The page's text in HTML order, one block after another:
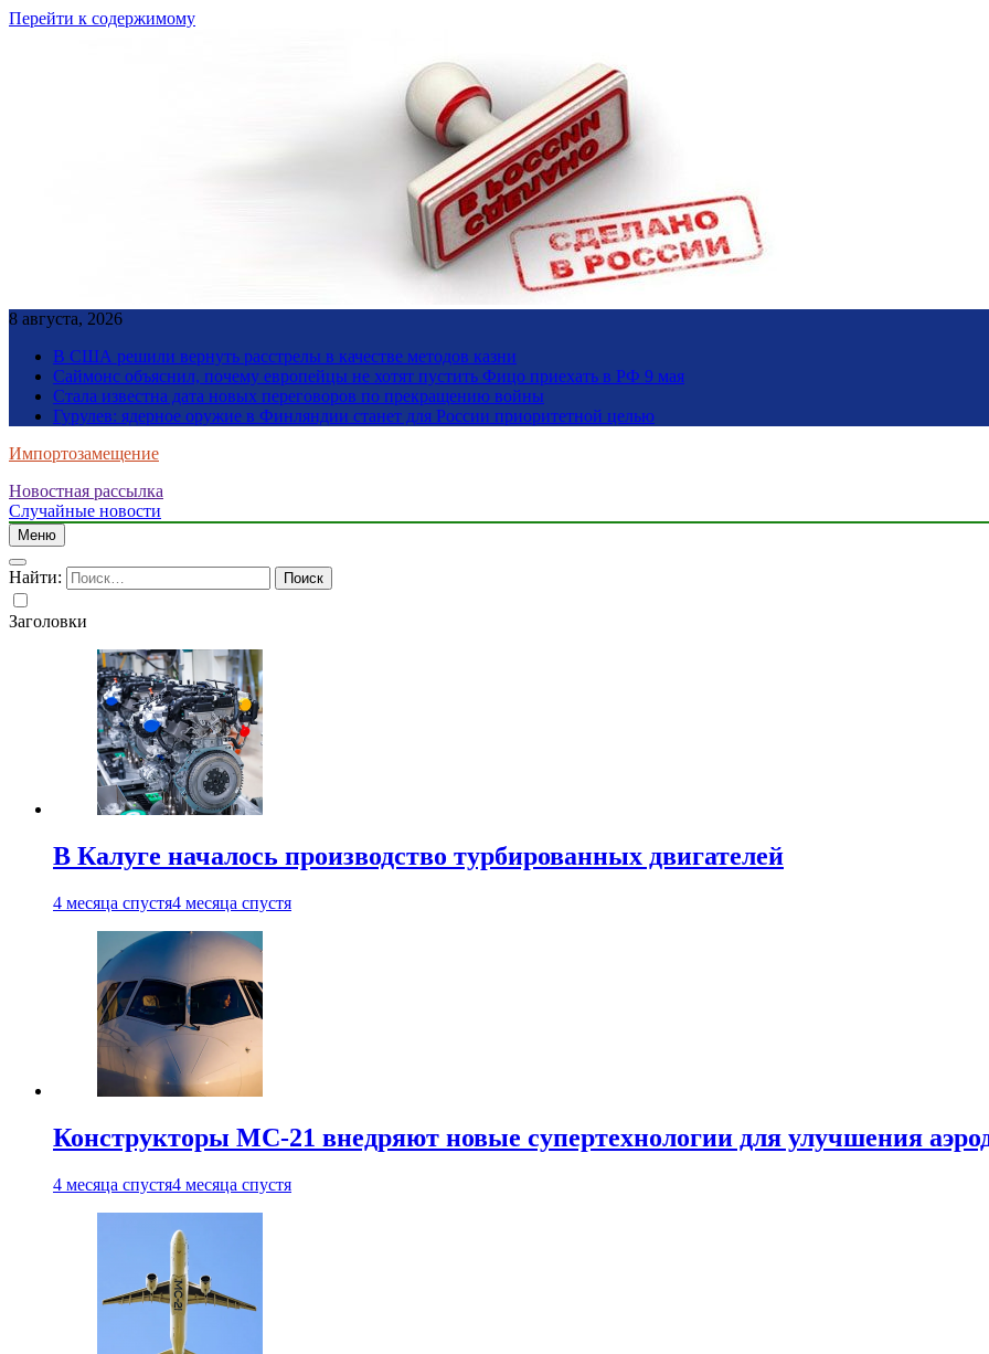
Перейти к содержимому
8 августа, 2026
В США решили вернуть расстрелы в качестве методов казни
Саймонс объяснил, почему европейцы не хотят пустить Фицо приехать в РФ 9 мая
Стала известна дата новых переговоров по прекращению войны
Гурулев: ядерное оружие в Финляндии станет для России приоритетной целью
Импортозамещение
Новостная рассылка
Случайные новости
Меню
Найти:
Заголовки
В Калуге началось производство турбированных двигателей
4 месяца спустя4 месяца спустя
Конструкторы МС-21 внедряют новые супертехнологии для улучшения
4 месяца спустя4 месяца спустя